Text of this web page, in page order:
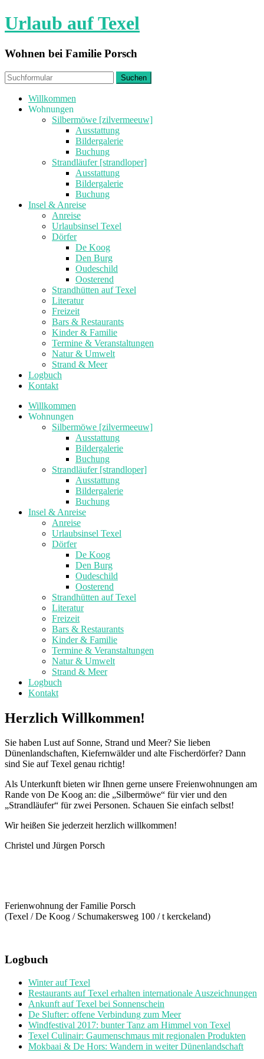
Urlaub auf Texel
Wohnen bei Familie Porsch
Willkommen
Wohnungen
Silbermöwe [zilvermeeuw]
Ausstattung
Bildergalerie
Buchung
Strandläufer [strandloper]
Ausstattung
Bildergalerie
Buchung
Insel & Anreise
Anreise
Urlaubsinsel Texel
Dörfer
De Koog
Den Burg
Oudeschild
Oosterend
Strandhütten auf Texel
Literatur
Freizeit
Bars & Restaurants
Kinder & Familie
Termine & Veranstaltungen
Natur & Umwelt
Strand & Meer
Logbuch
Kontakt
Willkommen
Wohnungen
Silbermöwe [zilvermeeuw]
Ausstattung
Bildergalerie
Buchung
Strandläufer [strandloper]
Ausstattung
Bildergalerie
Buchung
Insel & Anreise
Anreise
Urlaubsinsel Texel
Dörfer
De Koog
Den Burg
Oudeschild
Oosterend
Strandhütten auf Texel
Literatur
Freizeit
Bars & Restaurants
Kinder & Familie
Termine & Veranstaltungen
Natur & Umwelt
Strand & Meer
Logbuch
Kontakt
Herzlich Willkommen!
Sie haben Lust auf Sonne, Strand und Meer? Sie lieben
Dünenlandschaften, Kiefernwälder und alte Fischerdörfer? Dann
sind Sie auf Texel genau richtig!
Als Unterkunft bieten wir Ihnen gerne unsere Freienwohnungen am
Rande von De Koog an: die „Silbermöwe“ für vier und den
„Strandläufer“ für zwei Personen. Schauen Sie einfach selbst!
Wir heißen Sie jederzeit herzlich willkommen!
Christel und Jürgen Porsch
Ferienwohnung der Familie Porsch
(Texel / De Koog / Schumakersweg 100 / t kerckeland)
Logbuch
Winter auf Texel
Restaurants auf Texel erhalten internationale Auszeichnungen
Ankunft auf Texel bei Sonnenschein
De Slufter: offene Verbindung zum Meer
Windfestival 2017: bunter Tanz am Himmel von Texel
Texel Culinair: Gaumenschmaus mit regionalen Produkten
Mokbaai & De Hors: Wandern in weiter Dünenlandschaft